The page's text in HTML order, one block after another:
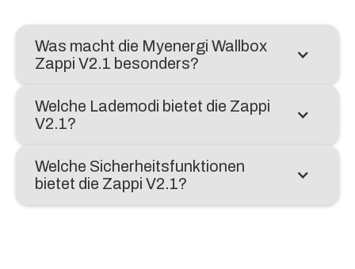
Was macht die Myenergi Wallbox
Zappi V2.1 besonders?
Welche Lademodi bietet die Zappi
V2.1?
Welche Sicherheitsfunktionen
bietet die Zappi V2.1?